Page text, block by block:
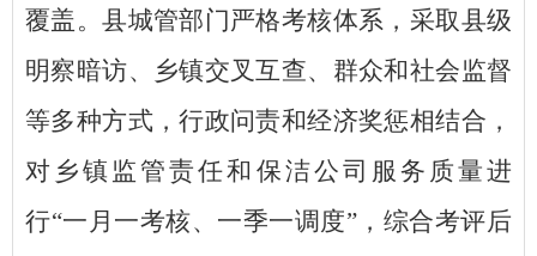
覆盖。县城管部门严格考核体系，采取县级
明察暗访、乡镇交叉互查、群众和社会监督
等多种方式，行政问责和经济奖惩相结合，
对乡镇监管责任和保洁公司服务质量进
行“一月一考核、一季一调度”，综合考评后